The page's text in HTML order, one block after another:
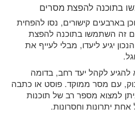
בתוכנה להפצת מסרים
בארבעים קישורים, נסו להפחית
זה השתמשו בתוכנה להפצת
יגיע ליעדו, מבלי לעייף את
לקהל יעד רחב, בדומה
עם מסר ממוקד. פוסט או כתבה
למצוא מספר רב של תוכנות
יתרונות וחסרונות.